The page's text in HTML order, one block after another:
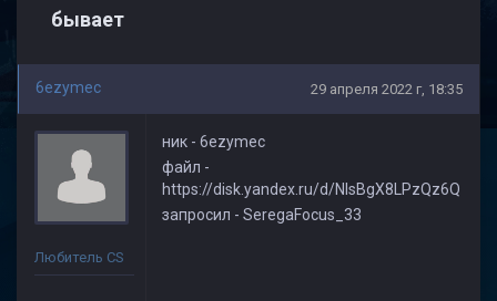
бывает
6ezymec 29 апреля 2022 г, 18:35
Любитель CS
ник - 6ezymec
файл -
https://disk.yandex.ru/d/NlsBgX8LPzQz6Q
запросил - SeregaFocus_33